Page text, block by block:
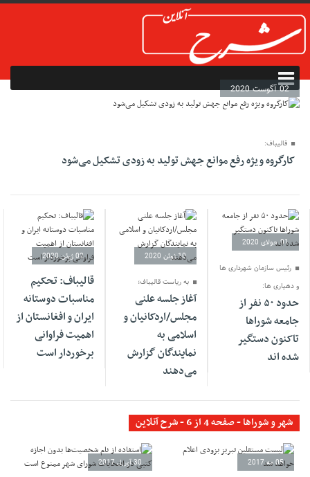
02 آگوست 2020
قالیباف:
کارگروه ویژه رفع موانع جهش تولید به زودی تشکیل می‌شود
01 جولای 2020
رئیس سازمان شهرداری ها
و دهیاری ها:
حدود ۵۰ نفر از
جامعه شوراها
تاکنون دستگیر
شده اند
10 ژوئن 2020
به ریاست قالیباف؛
آغاز جلسه علنی
مجلس/اردکانیان و
اسلامی به
نمایندگان گزارش
می‌دهند
02 ژوئن 2020
قالیباف: تحکیم
مناسبات دوستانه
ایران و افغانستان از
اهمیت فراوانی
برخوردار است
شهر و شوراها - صفحه 4 از 6 - شرح آنلاین
05 مه 2017 30 آوریل 2017